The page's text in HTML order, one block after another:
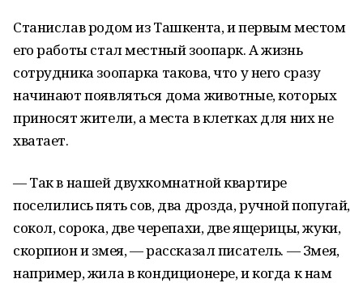
Станислав родом из Ташкента, и первым местом
его работы стал местный зоопарк. А жизнь
сотрудника зоопарка такова, что у него сразу
начинают появляться дома животные, которых
приносят жители, а места в клетках для них не
хватает.
— Так в нашей двухкомнатной квартире
поселились пять сов, два дрозда, ручной попугай,
сокол, сорока, две черепахи, две ящерицы, жуки,
скорпион и змея, — рассказал писатель. — Змея,
например, жила в кондиционере, и когда к нам